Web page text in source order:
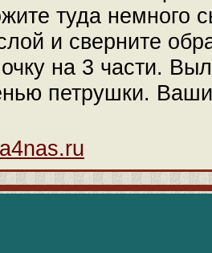
туда немного
и сверните
на 3 части.
петрушки. Ваши